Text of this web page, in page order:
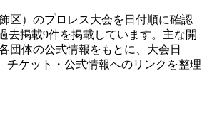
区）のプロレス大会を日付順に確認
去掲載9件を掲載しています。主な開
団体の公式情報をもとに、大会日
チケット・公式情報へのリンクを整理